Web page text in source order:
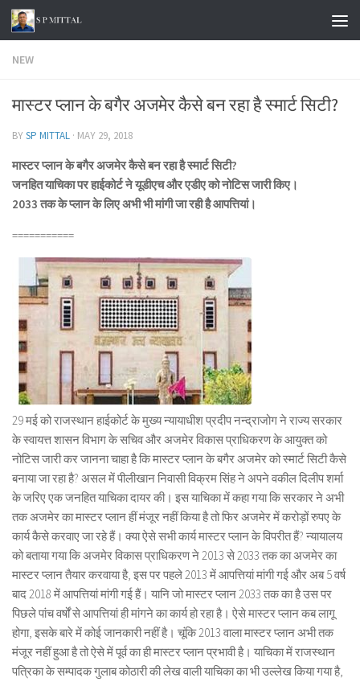
Skip to content
NEW
मास्टर प्लान के बगैर अजमेर कैसे बन रहा है स्मार्ट सिटी?
BYSP MITTAL · MAY 29, 2018
मास्टर प्लान के बगैर अजमेर कैसे बन रहा है स्मार्ट सिटी?
जनहित याचिका पर हाईकोर्ट ने यूडीएच और एडीए को नोटिस जारी किए।
2033 तक के प्लान के लिए अभी भी मांगी जा रही है आपत्तियां।
===========
29 मई को राजस्थान हाईकोर्ट के मुख्य न्यायाधीश प्रदीप नन्द्राजोग ने राज्य सरकार
के स्वायत्त शासन विभाग के सचिव और अजमेर विकास प्राधिकरण के आयुक्त को
नोटिस जारी कर जानना चाहा है कि मास्टर प्लान के बगैर अजमेर को स्मार्ट सिटी कैसे
बनाया जा रहा है? असल में पीलीखान निवासी विक्रम सिंह ने अपने वकील दिलीप शर्मा
के जरिए एक जनहित याचिका दायर की। इस याचिका में कहा गया कि सरकार ने अभी
तक अजमेर का मास्टर प्लान हीं मंजूर नहीं किया है तो फिर अजमेर में करोड़ों रुपए के
कार्य कैसे करवाए जा रहे हैं। क्या ऐसे सभी कार्य मास्टर प्लान के विपरीत हैं? न्यायालय
को बताया गया कि अजमेर विकास प्राधिकरण ने 2013 से 2033 तक का अजमेर का
मास्टर प्लान तैयार करवाया है, इस पर पहले 2013 में आपत्तियां मांगी गई और अब 5 वर्ष
बाद 2018 में आपत्तियां मांगी गई हैं। यानि जो मास्टर प्लान 2033 तक का है उस पर
पिछले पांच वर्षों से आपत्तियां ही मांगने का कार्य हो रहा है। ऐसे मास्टर प्लान कब लागू
होगा, इसके बारे में कोई जानकारी नहीं है। चूंकि 2013 वाला मास्टर प्लान अभी तक
मंजूर नहीं हुआ है तो ऐसे में पूर्व का ही मास्टर प्लान प्रभावी है। याचिका में राजस्थान
पत्रिका के सम्पादक गुलाब कोठारी की लेख वाली याचिका का भी उल्लेख किया गया है,